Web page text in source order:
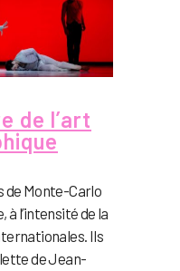
de l’art
de Monte-Carlo
l’intensité de la
Ils
de Jean-